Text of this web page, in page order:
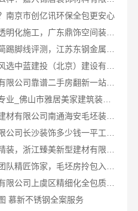
南京市创亿讯环保全包更安心
广东正规室内设计透明化施工，广东鼎饰空间装饰工程有限公司
浙江臻美新型建材有限公司靠谱二手房翻新一站式急装
专业家装装修哪家专业_佛山市雅居美家建筑装饰工程有限公司
南通宏域全宅装饰建材有限公司南通海安毛坯装饰公司设计
绍兴卓鑫装饰材料有限公司上虞区精细化全包质量放心
慕新不锈钢全案服务